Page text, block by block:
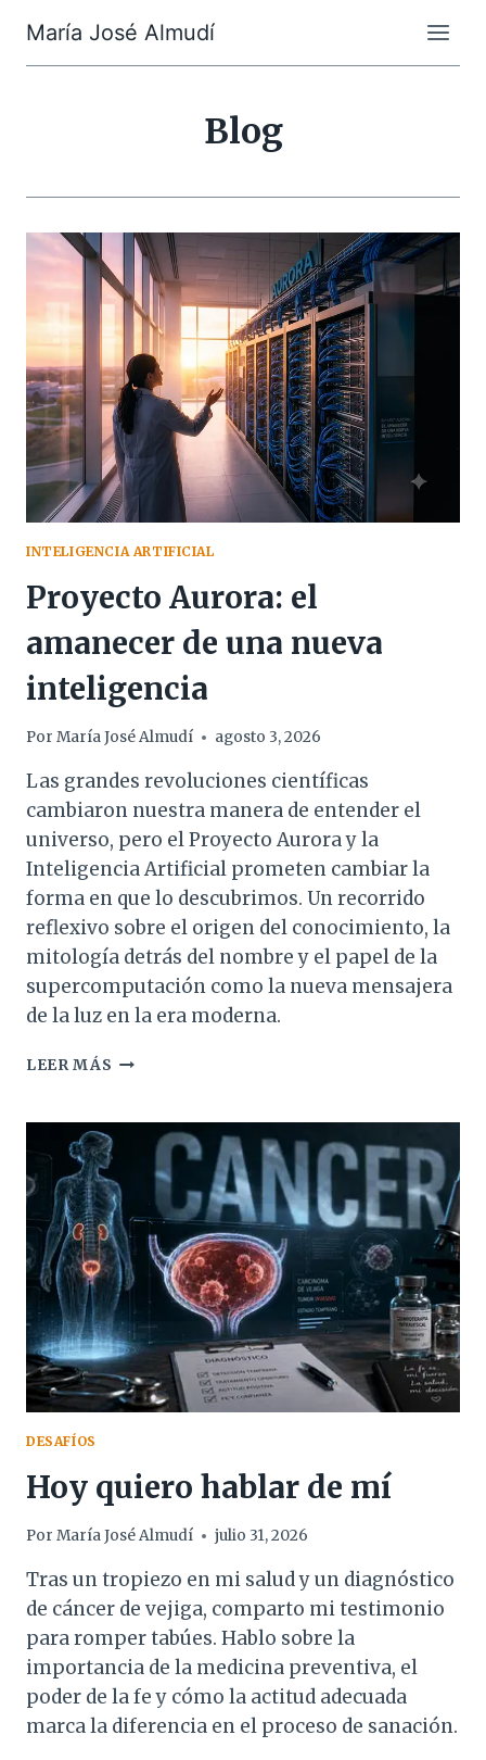
contenido
María José Almudí
Blog
INTELIGENCIA ARTIFICIAL
Proyecto Aurora: el
amanecer de una nueva
inteligencia
Por María José Almudí agosto 3, 2026
Las grandes revoluciones científicas
cambiaron nuestra manera de entender el
universo, pero el Proyecto Aurora y la
Inteligencia Artificial prometen cambiar la
forma en que lo descubrimos. Un recorrido
reflexivo sobre el origen del conocimiento, la
mitología detrás del nombre y el papel de la
supercomputación como la nueva mensajera
de la luz en la era moderna.
LEER MÁS PROYECTO
AMANECER
DE
NUEVA
INTELIGENCIA
DESAFÍOS
Hoy quiero hablar de mí
Por María José Almudí julio 31, 2026
Tras un tropiezo en mi salud y un diagnóstico
de cáncer de vejiga, comparto mi testimonio
para romper tabúes. Hablo sobre la
importancia de la medicina preventiva, el
poder de la fe y cómo la actitud adecuada
marca la diferencia en el proceso de sanación.